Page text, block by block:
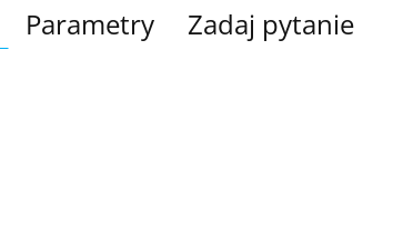
Parametry Zadaj pytanie